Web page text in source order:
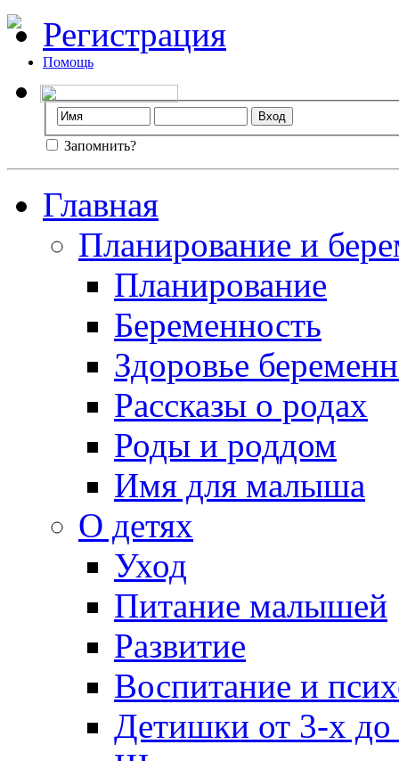
Регистрация
Помощь
Запомнить?
Главная
Планирование и
Планирование
Беременность
Здоровье
Рассказы о родах
Роды и роддом
Имя для малыша
О детях
Уход
Питание малышей
Развитие
Воспитание и
Детишки от 3-х